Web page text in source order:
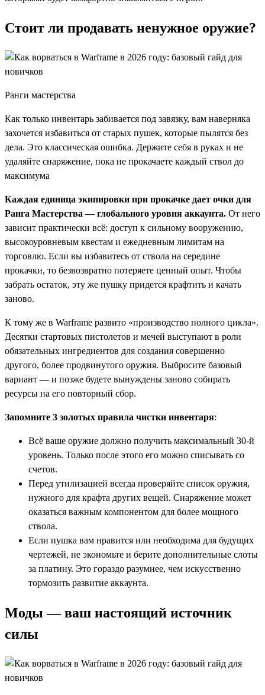
Стоит ли продавать ненужное оружие?
Ранги мастерства
Как только инвентарь забивается под завязку, вам наверняка
захочется избавиться от старых пушек, которые пылятся без
дела. Это классическая ошибка. Держите себя в руках и не
удаляйте снаряжение, пока не прокачаете каждый ствол до
максимума
Каждая единица экипировки при прокачке дает очки для
Ранга Мастерства — глобального уровня аккаунта. От него
зависит практически всё: доступ к сильному вооружению,
высокоуровневым квестам и ежедневным лимитам на
торговлю. Если вы избавитесь от ствола на середине
прокачки, то безвозвратно потеряете ценный опыт. Чтобы
забрать остаток, эту же пушку придется крафтить и качать
заново.
К тому же в Warframe развито «производство полного цикла».
Десятки стартовых пистолетов и мечей выступают в роли
обязательных ингредиентов для создания совершенно
другого, более продвинутого оружия. Выбросите базовый
вариант — и позже будете вынуждены заново собирать
ресурсы на его повторный сбор.
Запомните 3 золотых правила чистки инвентаря:
Всё ваше оружие должно получить максимальный 30-й
уровень. Только после этого его можно списывать со
счетов.
Перед утилизацией всегда проверяйте список оружия,
нужного для крафта других вещей. Снаряжение может
оказаться важным компонентом для более мощного
ствола.
Если пушка вам нравится или необходима для будущих
чертежей, не экономьте и берите дополнительные слоты
за платину. Это гораздо разумнее, чем искусственно
тормозить развитие аккаунта.
Моды — ваш настоящий источник
силы